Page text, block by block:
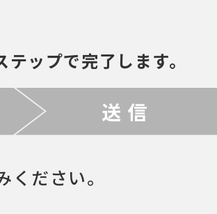
ップで完了します。
送 信
ださい。